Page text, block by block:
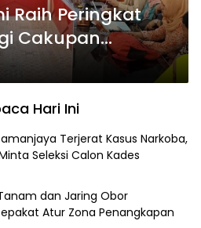
Raih Peringkat
Cakupan
Gratis
Hari Ini
Terjerat Kasus Narkoba,
Seleksi Calon Kades
dan Jaring Obor
Atur Zona Penangkapan